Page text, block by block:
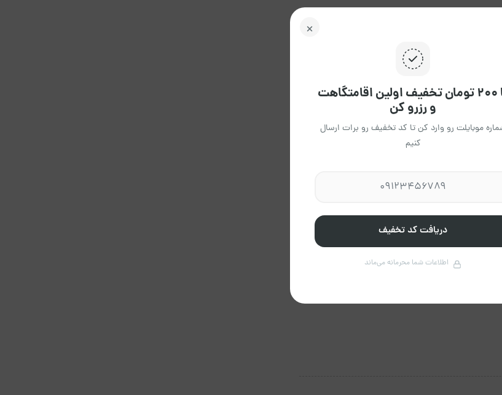
با ۲۰۰ تومان تخفیف اولین اقامتگاهت
و رزرو کن
موبایلت رو وارد کن تا کد تخفیف رو برات ارسال
کنیم
دریافت کد تخفیف
اطلاعات شما محرمانه می‌ماند